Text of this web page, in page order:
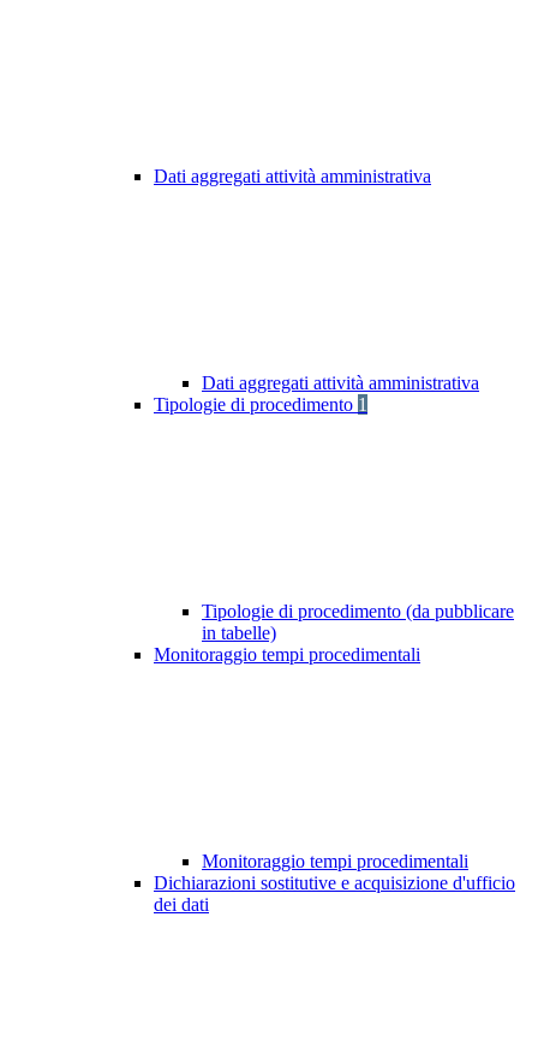
Dati aggregati attività amministrativa
Dati aggregati attività amministrativa
Tipologie di procedimento 1
Tipologie di procedimento (da pubblicare
in tabelle)
Monitoraggio tempi procedimentali
Monitoraggio tempi procedimentali
Dichiarazioni sostitutive e acquisizione d'ufficio
dei dati